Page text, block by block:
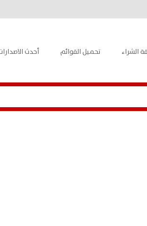
الشراء تحميل القوائم أحدث